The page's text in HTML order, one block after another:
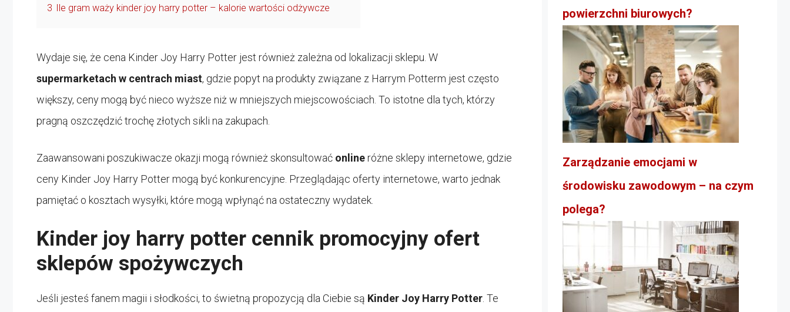
3 Ile gram waży kinder joy harry potter – kalorie wartości odżywcze
Wydaje się, że cena Kinder Joy Harry Potter jest również zależna od lokalizacji sklepu. W
supermarketach w centrach miast, gdzie popyt na produkty związane z Harrym Potterm jest często
większy, ceny mogą być nieco wyższe niż w mniejszych miejscowościach. To istotne dla tych, którzy
pragną oszczędzić trochę złotych sikli na zakupach.
Zaawansowani poszukiwacze okazji mogą również skonsultować onlineróżne sklepy internetowe, gdzie
ceny Kinder Joy Harry Potter mogą być konkurencyjne. Przeglądając oferty internetowe, warto jednak
pamiętać o kosztach wysyłki, które mogą wpłynąć na ostateczny wydatek.
Kinder joy harry potter cennik promocyjny ofert
sklepów spożywczych
Jeśli jesteś fanem magii i słodkości, to świetną propozycją dla Ciebie są Kinder Joy Harry Potter . Te
powierzchni biurowych?
Zarządzanie emocjami w
środowisku zawodowym – na czym
polega?